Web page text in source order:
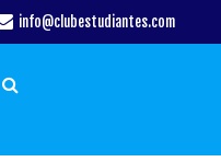
info@clubestudiantes.com